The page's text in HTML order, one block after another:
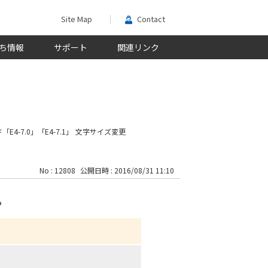
Site Map Contact
情報 サポート 関連リンク
文字サイズ変更
E4-7.0」「E4-7.1」
No : 12808 公開日時 : 2016/08/31 11:10